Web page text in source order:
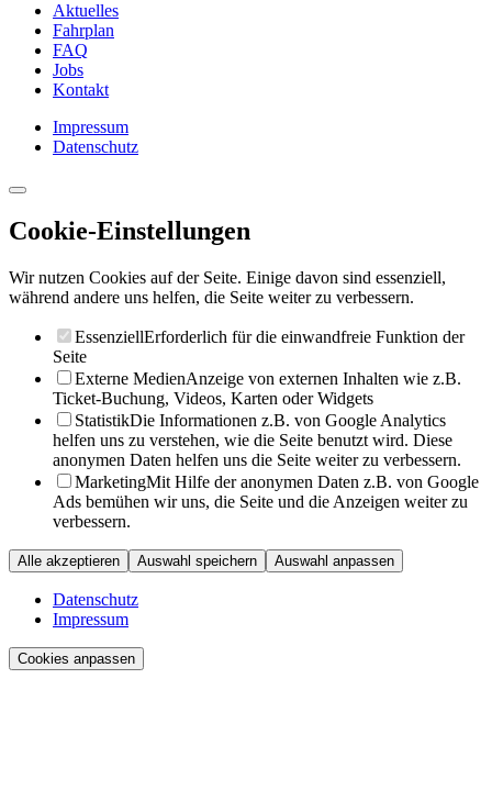
Aktuelles
Fahrplan
FAQ
Jobs
Kontakt
Impressum
Datenschutz
Cookie-Einstellungen
Wir nutzen Cookies auf der Seite. Einige davon sind essenziell,
während andere uns helfen, die Seite weiter zu verbessern.
EssenziellErforderlich für die einwandfreie Funktion der
Seite
Externe MedienAnzeige von externen Inhalten wie z.B.
Ticket-Buchung, Videos, Karten oder Widgets
StatistikDie Informationen z.B. von Google Analytics
helfen uns zu verstehen, wie die Seite benutzt wird. Diese
anonymen Daten helfen uns die Seite weiter zu verbessern.
MarketingMit Hilfe der anonymen Daten z.B. von Google
Ads bemühen wir uns, die Seite und die Anzeigen weiter zu
verbessern.
Alle akzeptieren Auswahl speichern Auswahl anpassen
Datenschutz
Impressum
Cookies anpassen